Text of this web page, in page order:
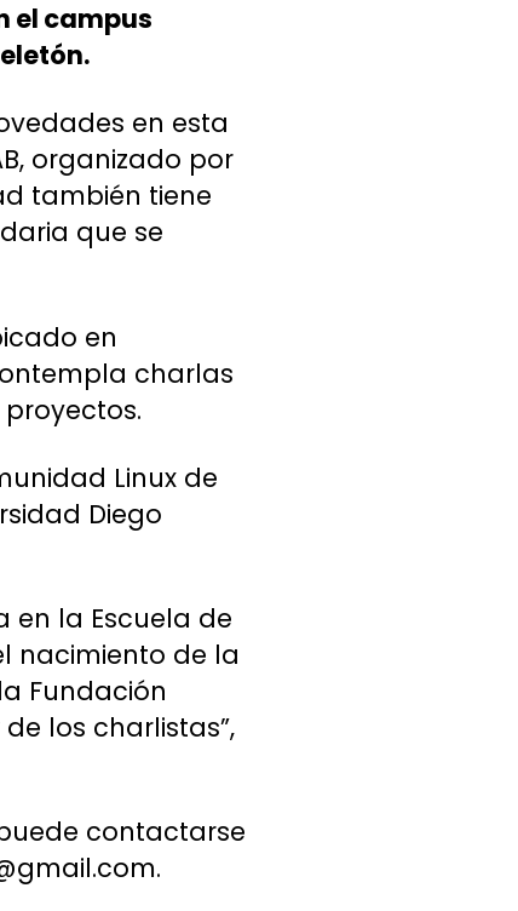
el campus
en esta
organizado por
también tiene
que se
en
charlas
Linux de
Diego
en la Escuela de
nacimiento de la
Fundación
los charlistas”,
contactarse